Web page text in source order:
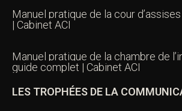
Manuel pratique de la cour
| Cabinet ACI
Manuel pratique de la chambre de
guide complet | Cabinet ACI
LES TROPHÉES DE LA